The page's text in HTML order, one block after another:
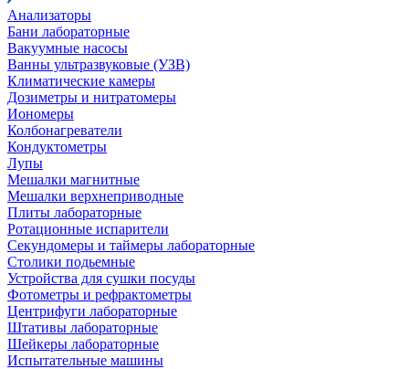
Анализаторы
Бани лабораторные
Вакуумные насосы
Ванны ультразвуковые (УЗВ)
Климатические камеры
Дозиметры и нитратомеры
Иономеры
Колбонагреватели
Кондуктометры
Лупы
Мешалки магнитные
Мешалки верхнеприводные
Плиты лабораторные
Ротационные испарители
Секундомеры и таймеры лабораторные
Столики подьемные
Устройства для сушки посуды
Фотометры и рефрактометры
Центрифуги лабораторные
Штативы лабораторные
Шейкеры лабораторные
Испытательные машины